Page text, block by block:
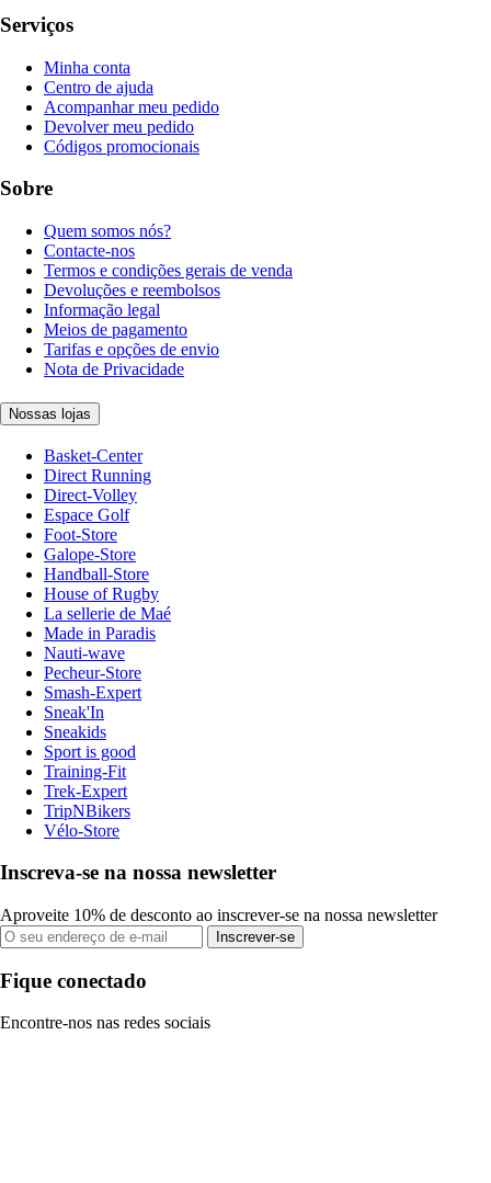
Serviços
Minha conta
Centro de ajuda
Acompanhar meu pedido
Devolver meu pedido
Códigos promocionais
Sobre
Quem somos nós?
Contacte-nos
Termos e condições gerais de venda
Devoluções e reembolsos
Informação legal
Meios de pagamento
Tarifas e opções de envio
Nota de Privacidade
Nossas lojas
Basket-Center
Direct Running
Direct-Volley
Espace Golf
Foot-Store
Galope-Store
Handball-Store
House of Rugby
La sellerie de Maé
Made in Paradis
Nauti-wave
Pecheur-Store
Smash-Expert
Sneak'In
Sneakids
Sport is good
Training-Fit
Trek-Expert
TripNBikers
Vélo-Store
Inscreva-se na nossa newsletter
Aproveite 10% de desconto ao inscrever-se na nossa newsletter
Inscrever-se
Fique conectado
Encontre-nos nas redes sociais